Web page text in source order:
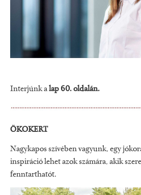
Interjúnk alap 60. oldalán.
ÖKOKERT
Nagykapos szívében vagyunk, egy
inspiráció lehet azok számára, akik
fenntarthatót.